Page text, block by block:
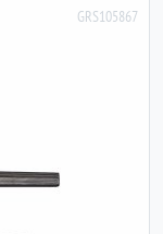
GRS105867